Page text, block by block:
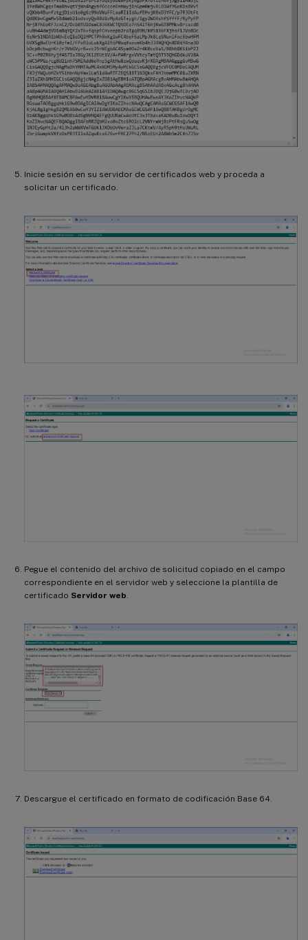
Inicie sesión en su servidor de certificados web y proceda a
solicitar un certificado.
Pegue el contenido del archivo de solicitud copiado en el campo
correspondiente en el servidor web y seleccione la plantilla de
certificado Servidor web.
Descargue el certificado en formato de codificación Base 64.